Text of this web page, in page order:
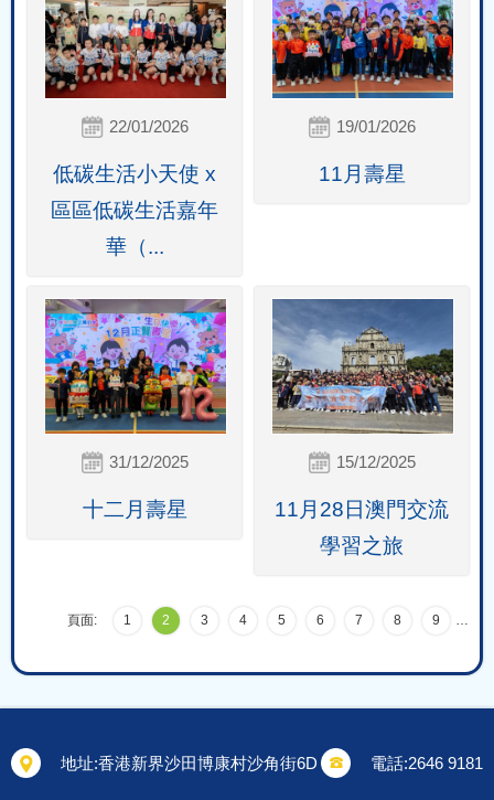
22/01/2026
低碳生活小天使 x
區區低碳生活嘉年
華（...
19/01/2026
11月壽星
31/12/2025
十二月壽星
15/12/2025
11月28日澳門交流
學習之旅
頁面: 1 2 3 4 5 6 7 8 9 …
地址:香港新界沙田博康村沙角街6D 電話:2646 9181